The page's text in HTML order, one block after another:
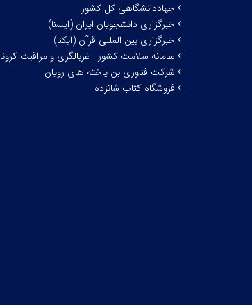
جهاددانشگاهی کل کشور
خبرگزاری دانشجویان ایران (ایسنا)
خبرگزاری بین المللی قرآن (ایکنا)
سامانه سلامت کشور - غربالگری و مراقبت کرونا
شرکت فناوری بن یاخته های رویان
فروشگاه کتاب شانزده